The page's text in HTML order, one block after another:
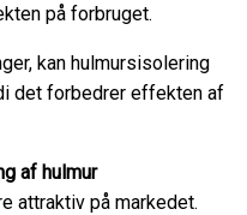
på forbruget.
kan hulmursisolering
det forbedrer effekten af
af hulmur
attraktiv på markedet.